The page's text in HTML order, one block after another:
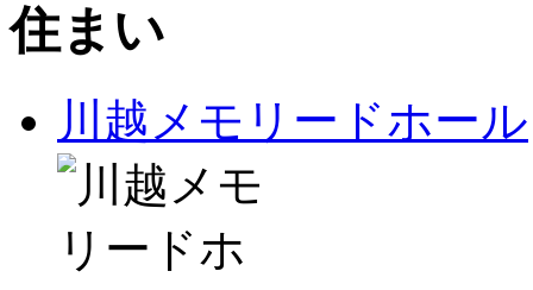
住まい
川越メモリードホール